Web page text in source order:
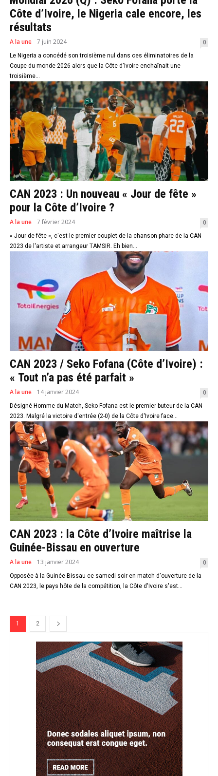
Côte d’Ivoire, le Nigeria cale encore, les
résultats
A la une 7 juin 2024 0
Le Nigeria a concédé son troisième nul dans ces éliminatoires de la
Coupe du monde 2026 alors que la Côte d'Ivoire enchaînait une
troisième...
CAN 2023 : Un nouveau « Jour de fête »
pour la Côte d’Ivoire ?
A la une 7 février 2024 0
« Jour de fête », c'est le premier couplet de la chanson phare de la CAN
2023 de l'artiste et arrangeur TAMSIR. Eh bien...
CAN 2023 / Seko Fofana (Côte d’Ivoire) :
« Tout n’a pas été parfait »
A la une 14 janvier 2024 0
Désigné Homme du Match, Seko Fofana est le premier buteur de la CAN
2023. Malgré la victoire d'entrée (2-0) de la Côte d'Ivoire face...
CAN 2023 : la Côte d’Ivoire maîtrise la
Guinée-Bissau en ouverture
A la une 13 janvier 2024 0
Opposée à la Guinée-Bissau ce samedi soir en match d'ouverture de la
CAN 2023, le pays hôte de la compétition, la Côte d'Ivoire s'est...
1 2